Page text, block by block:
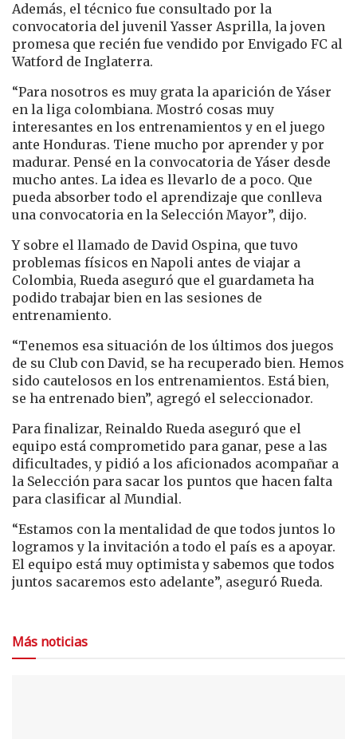
Además, el técnico fue consultado por la
convocatoria del juvenil Yasser Asprilla, la joven
promesa que recién fue vendido por Envigado FC al
Watford de Inglaterra.
“Para nosotros es muy grata la aparición de Yáser
en la liga colombiana. Mostró cosas muy
interesantes en los entrenamientos y en el juego
ante Honduras. Tiene mucho por aprender y por
madurar. Pensé en la convocatoria de Yáser desde
mucho antes. La idea es llevarlo de a poco. Que
pueda absorber todo el aprendizaje que conlleva
una convocatoria en la Selección Mayor”, dijo.
Y sobre el llamado de David Ospina, que tuvo
problemas físicos en Napoli antes de viajar a
Colombia, Rueda aseguró que el guardameta ha
podido trabajar bien en las sesiones de
entrenamiento.
“Tenemos esa situación de los últimos dos juegos
de su Club con David, se ha recuperado bien. Hemos
sido cautelosos en los entrenamientos. Está bien,
se ha entrenado bien”, agregó el seleccionador.
Para finalizar, Reinaldo Rueda aseguró que el
equipo está comprometido para ganar, pese a las
dificultades, y pidió a los aficionados acompañar a
la Selección para sacar los puntos que hacen falta
para clasificar al Mundial.
“Estamos con la mentalidad de que todos juntos lo
logramos y la invitación a todo el país es a apoyar.
El equipo está muy optimista y sabemos que todos
juntos sacaremos esto adelante”, aseguró Rueda.
Más noticias